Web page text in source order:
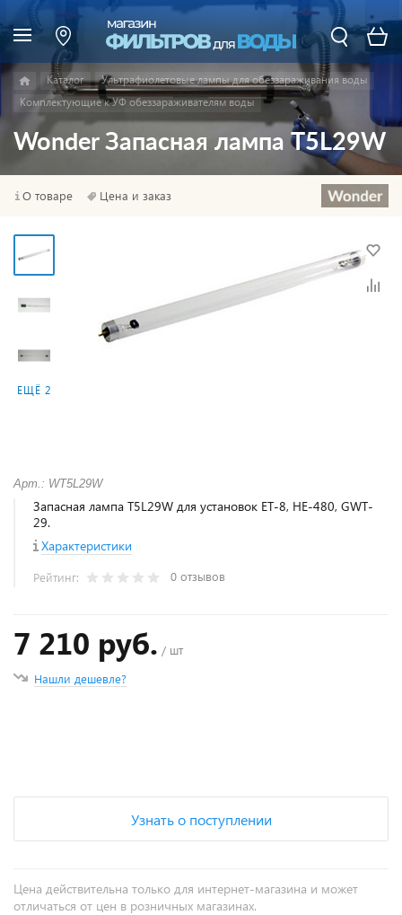
Каталог
Ультрафиолетовые лампы для обеззараживания воды
Комплектующие к УФ обеззараживателям воды
Wonder Запасная лампа T5L29W
О товаре Цена и заказ
ЕЩЁ 2
Арт.: WT5L29W
Запасная лампа T5L29W для установок ET-8, HE-480, GWT-
29.
Характеристики
Рейтинг: 0 отзывов
7 210 руб. / шт
Нашли дешевле?
Узнать о поступлении
Цена действительна только для интернет-магазина и может
отличаться от цен в розничных магазинах.